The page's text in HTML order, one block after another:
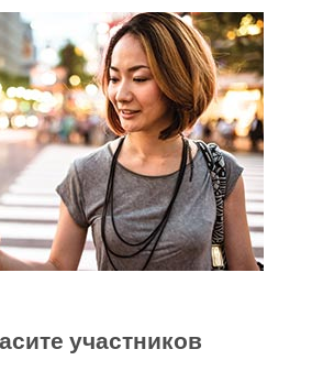
участников